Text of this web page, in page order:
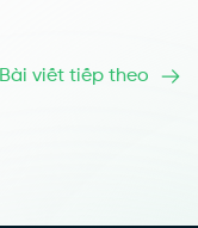
Bài viết tiếp theo